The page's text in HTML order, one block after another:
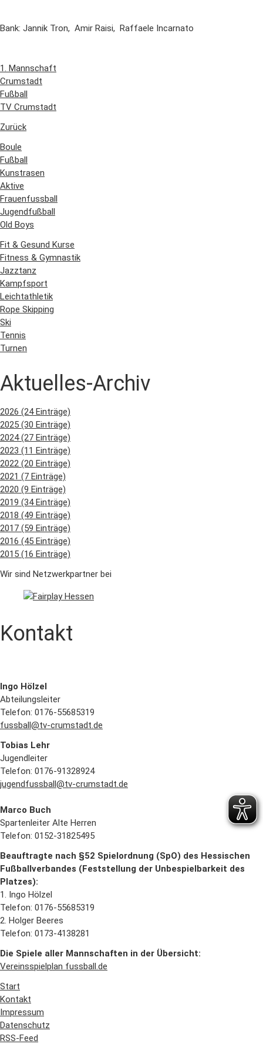
Bank: Jannik Tron, Amir Raisi, Raffaele Incarnato
1. Mannschaft
Crumstadt
Fußball
TV Crumstadt
Zurück
Boule
Fußball
Kunstrasen
Aktive
Frauenfussball
Jugendfußball
Old Boys
Fit & Gesund Kurse
Fitness & Gymnastik
Jazztanz
Kampfsport
Leichtathletik
Rope Skipping
Ski
Tennis
Turnen
Aktuelles-Archiv
2026 (24 Einträge)
2025 (30 Einträge)
2024 (27 Einträge)
2023 (11 Einträge)
2022 (20 Einträge)
2021 (7 Einträge)
2020 (9 Einträge)
2019 (34 Einträge)
2018 (49 Einträge)
2017 (59 Einträge)
2016 (45 Einträge)
2015 (16 Einträge)
Wir sind Netzwerkpartner bei
Kontakt
Ingo Hölzel
Abteilungsleiter
Telefon: 0176-55685319
fussball@tv-crumstadt.de
Tobias Lehr
Jugendleiter
Telefon: 0176-91328924
jugendfussball@tv-crumstadt.de
Marco Buch
Spartenleiter Alte Herren
Telefon: 0152-31825495
Beauftragte nach §52 Spielordnung (SpO) des Hessischen
Fußballverbandes (Feststellung der Unbespielbarkeit des
Platzes):
1. Ingo Hölzel
Telefon: 0176-55685319
2. Holger Beeres
Telefon: 0173-4138281
Die Spiele aller Mannschaften in der Übersicht:
Vereinsspielplan fussball.de
Start
Kontakt
Impressum
Datenschutz
RSS-Feed